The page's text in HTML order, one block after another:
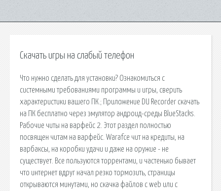
Скачать игры на слабый телефон
Что нужно сделать для установки? Ознакомиться с
системными требованиями программы и игры, сверить
характеристики вашего ПК.; Приложение DU Recorder скачать
на ПК бесплатно через эмулятор андроид-среды BlueStacks.
Рабочие читы на варфейс 2. Этот раздел полностью
посвящен читам на варфейс. Warafce чит на кредиты, на
варбаксы, на коробки удачи и даже на оружие - не
существует. Все пользуются торрентами, и частенько бывает
что интернет вдруг начал резко тормозить, страницы
открываются минутами, но скачка файлов с web или с